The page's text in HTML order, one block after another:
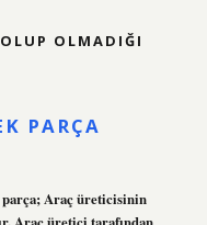
OLMADIĞI
PARÇA
Araç üreticisinin